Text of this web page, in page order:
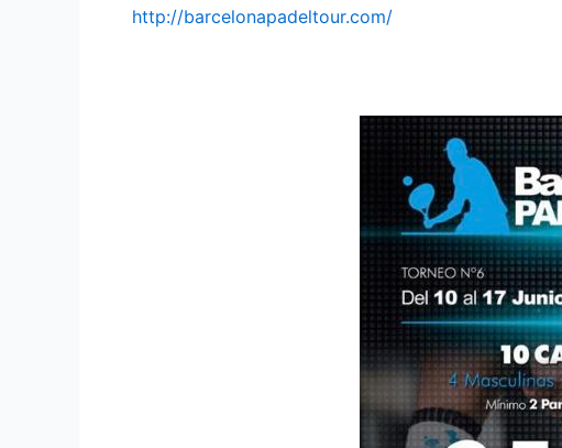
http://barcelonapadeltour.com/